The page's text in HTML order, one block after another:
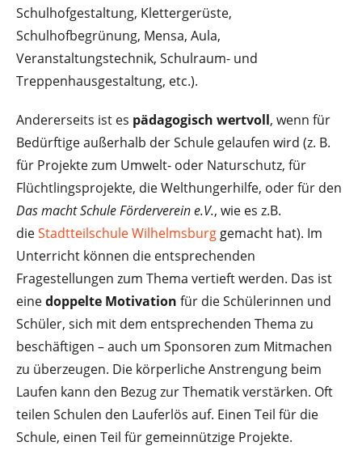
Schulhofgestaltung, Klettergerüste,
Schulhofbegrünung, Mensa, Aula,
Veranstaltungstechnik, Schulraum- und
Treppenhausgestaltung, etc.).
Andererseits ist es pädagogisch wertvoll, wenn für
Bedürftige außerhalb der Schule gelaufen wird (z. B.
für Projekte zum Umwelt- oder Naturschutz, für
Flüchtlingsprojekte, die Welthungerhilfe, oder für den
Das macht Schule Förderverein e.V., wie es z.B.
dieStadtteilschule Wilhelmsburg gemacht hat). Im
Unterricht können die entsprechenden
Fragestellungen zum Thema vertieft werden. Das ist
einedoppelte Motivation für die Schülerinnen und
Schüler, sich mit dem entsprechenden Thema zu
beschäftigen – auch um Sponsoren zum Mitmachen
zu überzeugen. Die körperliche Anstrengung beim
Laufen kann den Bezug zur Thematik verstärken. Oft
teilen Schulen den Lauferlös auf. Einen Teil für die
Schule, einen Teil für gemeinnützige Projekte.